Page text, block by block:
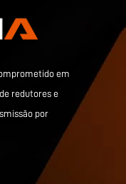
em
redutores e
por